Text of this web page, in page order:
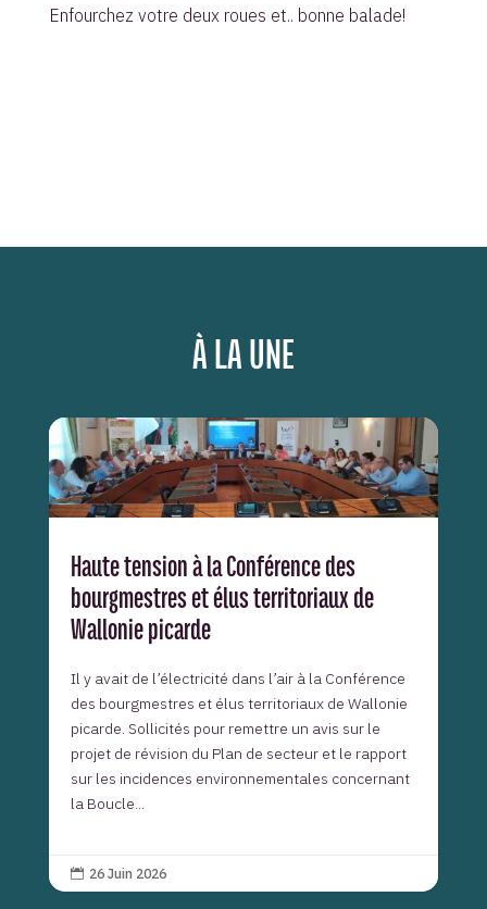
Enfourchez votre deux roues et.. bonne balade!
À LA UNE
Haute tension à la Conférence des
bourgmestres et élus territoriaux de
Wallonie picarde
Il y avait de l’électricité dans l’air à la Conférence
des bourgmestres et élus territoriaux de Wallonie
picarde. Sollicités pour remettre un avis sur le
projet de révision du Plan de secteur et le rapport
sur les incidences environnementales concernant
la Boucle...
 26 Juin 2026